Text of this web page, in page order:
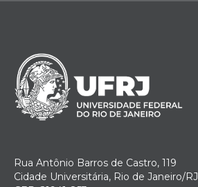
Rua Antônio Barros de Castro, 119
Cidade Universitária, Rio de Janeiro/RJ